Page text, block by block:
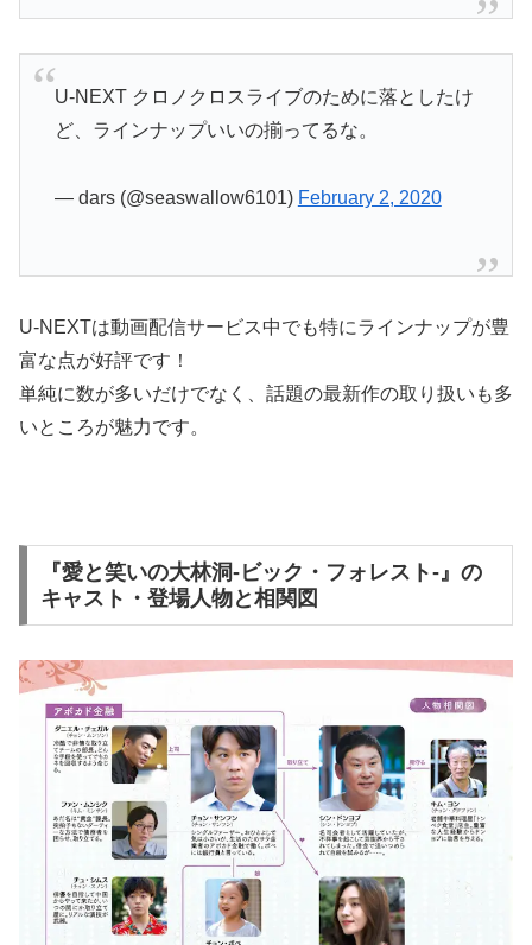
U-NEXT クロノクロスライブのために落としたけ
ど、ラインナップいいの揃ってるな。
— dars (@seaswallow6101) February 2, 2020
U-NEXTは動画配信サービス中でも特にラインナップが豊
富な点が好評です！
単純に数が多いだけでなく、話題の最新作の取り扱いも多
いところが魅力です。
『愛と笑いの大林洞-ビック・フォレスト-』の
キャスト・登場人物と相関図